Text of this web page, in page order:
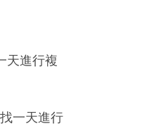
天進行複
一天進行